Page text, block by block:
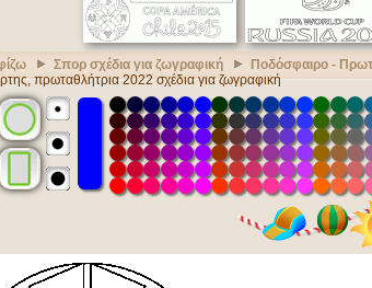
Σπορ σχέδια για ζωγραφική
Ποδόσφαιρο -
πρωταθλήτρια 2022 σχέδια για ζωγραφική